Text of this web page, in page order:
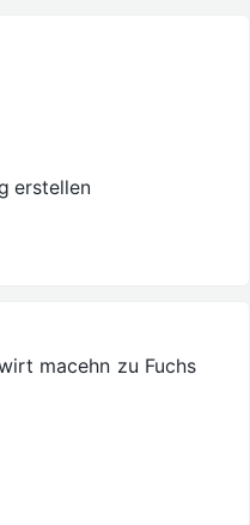
erstellen
macehn zu Fuchs